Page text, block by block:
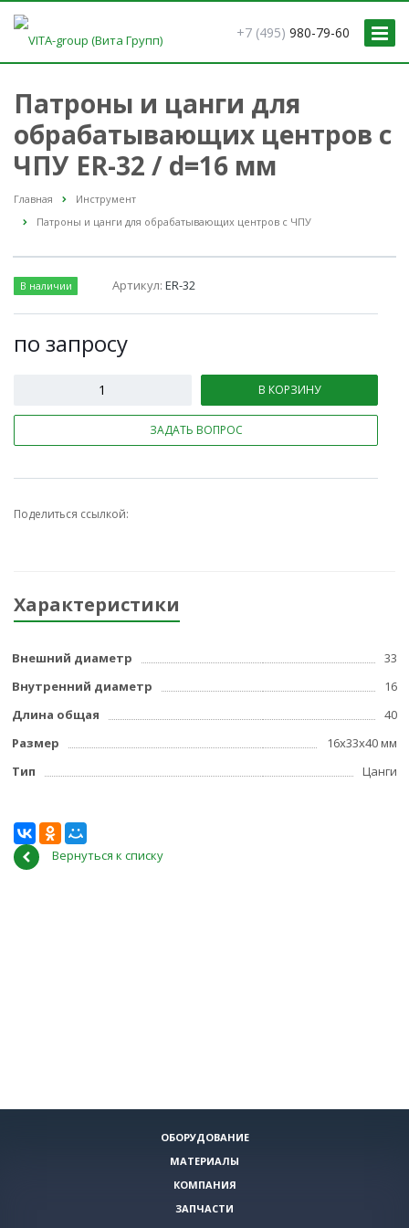
+7 (495) 980-79-60
Патроны и цанги для
обрабатывающих центров с
ЧПУ ER-32 / d=16 мм
Главная
Инструмент
Патроны и цанги для обрабатывающих центров с ЧПУ
В наличии Артикул:ER-32
по запросу
В КОРЗИНУ
ЗАДАТЬ ВОПРОС
Поделиться ссылкой:
Характеристики
Внешний диаметр
33
Внутренний диаметр
16
Длина общая
40
Размер
16x33x40 мм
Тип
Цанги
Вернуться к списку
ОБОРУДОВАНИЕ
МАТЕРИАЛЫ
КОМПАНИЯ
ЗАПЧАСТИ